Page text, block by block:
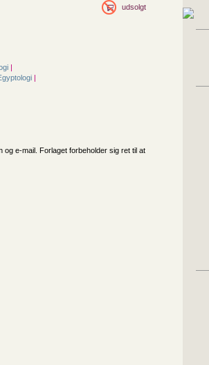
udsolgt
|
|
e-mail. Forlaget forbeholder sig ret til at